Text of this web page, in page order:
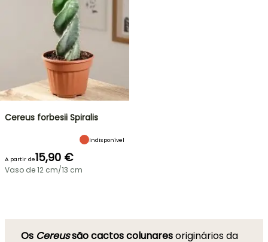
Cereus forbesii Spiralis
Indisponível
A partir de15,90 €
Vaso de 12 cm/13 cm
Os Cereussão cactos colunaresoriginários da